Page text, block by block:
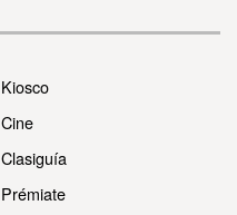
Kiosco
Cine
Clasiguía
Prémiate